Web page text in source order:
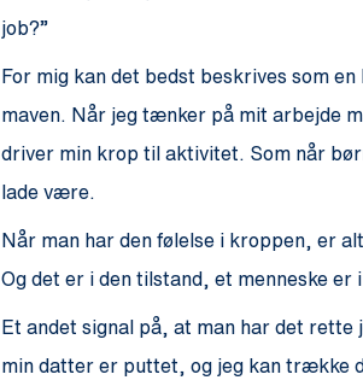
job?”
For mig kan det bedst beskrives som
maven. Når jeg tænker på mit arbejde
driver min krop til aktivitet. Som når
lade være.
Når man har den følelse i kroppen, er
Og det er i den tilstand, et menneske er
Et andet signal på, at man har det
min datter er puttet, og jeg kan trække